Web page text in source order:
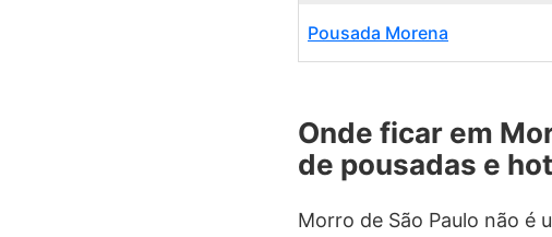
Pousada Morena
Onde ficar em
de pousadas e
Morro de São Paulo não é